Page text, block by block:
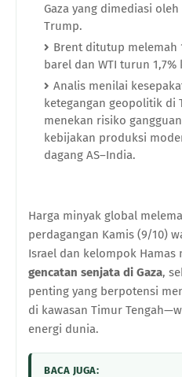
Gaza yang dimediasi
Trump.
Brent ditutup melemah
barel dan WTI turun 1,7%
Analis menilai
ketegangan geopolitik di
menekan risiko
kebijakan produksi
dagang AS–India.
Harga minyak global
perdagangan Kamis (9/10)
Israel dan kelompok Hamas
gencatan senjata di Gaza,
penting yang berpotensi
di kawasan Timur
energi dunia.
BACA JUGA: